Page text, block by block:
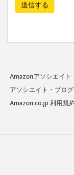
送信する
Amazonアソシエイト
アソシエイト・プロ
Amazon.co.jp 利用規